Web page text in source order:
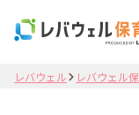
レバウェル レバウェル